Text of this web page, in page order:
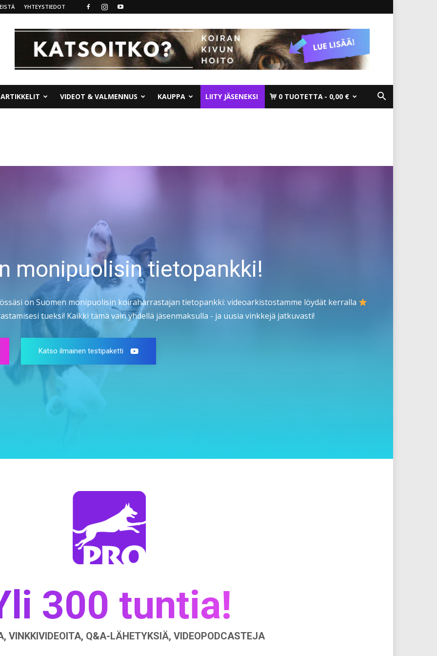
YHTEYSTIEDOT
ARTIKKELIT VIDEOT & VALMENNUS KAUPPA LIITY JÄSENEKSI 0 TUOTETTA 0,00 €
monipuolisin tietopankki!
on Suomen monipuolisin koiraharrastajan tietopankki: videoarkistostamme löydät kerralla
tueksi! Kaikki tämä vain yhdellä jäsenmaksulla - ja uusia vinkkejä jatkuvasti!
Katso ilmainen testipaketti
300 tuntia!
VINKKIVIDEOITA, Q&A-LÄHETYKSIÄ, VIDEOPODCASTEJA